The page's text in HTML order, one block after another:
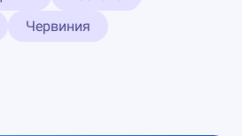
Червиния